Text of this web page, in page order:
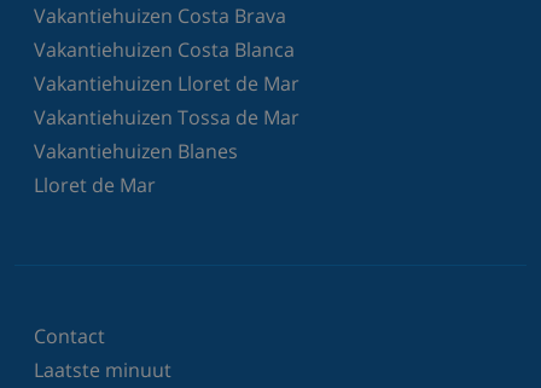
Vakantiehuizen Costa Brava
Vakantiehuizen Costa Blanca
Vakantiehuizen Lloret de Mar
Vakantiehuizen Tossa de Mar
Vakantiehuizen Blanes
Lloret de Mar
Contact
Laatste minuut